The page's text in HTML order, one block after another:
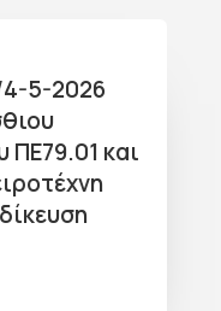
5-2026
ΠΕ79.01 και